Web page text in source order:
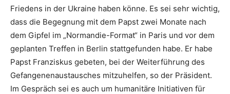
Friedens in der Ukraine haben könne. Es sei sehr wichtig,
dass die Begegnung mit dem Papst zwei Monate nach
dem Gipfel im „Normandie-Format“ in Paris und vor dem
geplanten Treffen in Berlin stattgefunden habe. Er habe
Papst Franziskus gebeten, bei der Weiterführung des
Gefangenenaustausches mitzuhelfen, so der Präsident.
Im Gespräch sei es auch um humanitäre Initiativen für